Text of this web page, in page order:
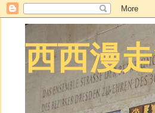
西西漫